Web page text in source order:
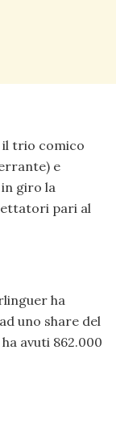
il trio comico
e
giro la
pari al
ha
uno share del
avuti 862.000